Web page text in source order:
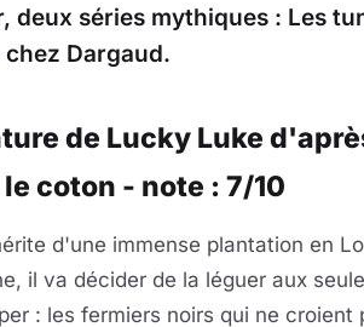
deux séries mythiques : Les
Dargaud.
de Lucky Luke
coton - note : 7/10
d'une immense plantation en
il va décider de la léguer aux
: les fermiers noirs qui ne croient